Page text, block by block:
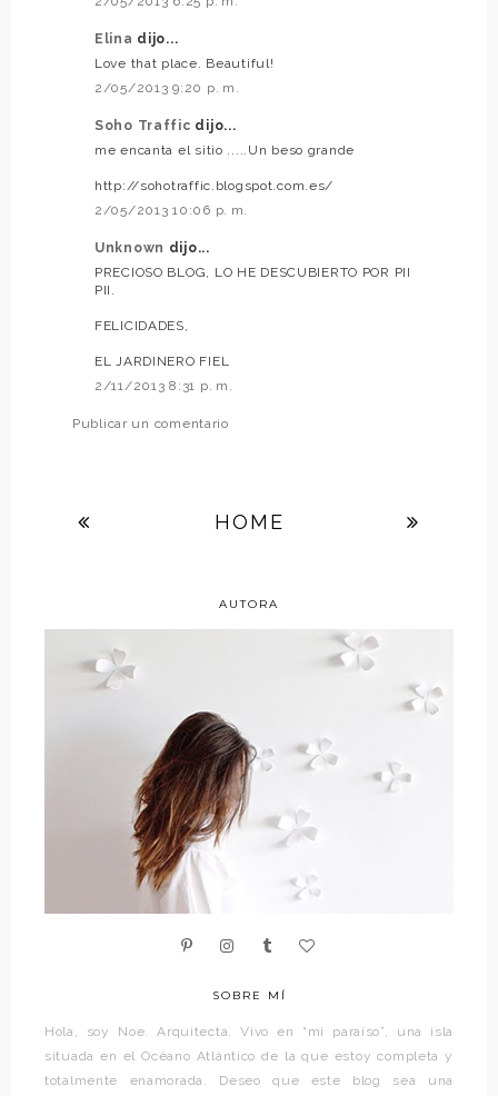
Elina dijo...
Love that place. Beautiful!
2/05/2013 9:20 p. m.
Soho Traffic dijo...
me encanta el sitio .....Un beso grande
http://sohotraffic.blogspot.com.es/
2/05/2013 10:06 p. m.
Unknown dijo...
PRECIOSO BLOG, LO HE DESCUBIERTO POR PII
PII.
FELICIDADES,
EL JARDINERO FIEL
2/11/2013 8:31 p. m.
Publicar un comentario
HOME
AUTORA
SOBRE MÍ
Hola, soy Noe. Arquitecta. Vivo en “mi paraíso”, una isla
situada en el Océano Atlántico de la que estoy completa y
totalmente enamorada. Deseo que este blog sea una